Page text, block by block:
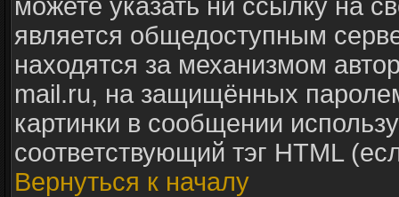
можете указать ни ссылку на
является общедоступным
находятся за механизмом
mail.ru, на защищённых
картинки в сообщении
соответствующий тэг HTML
Вернуться к началу